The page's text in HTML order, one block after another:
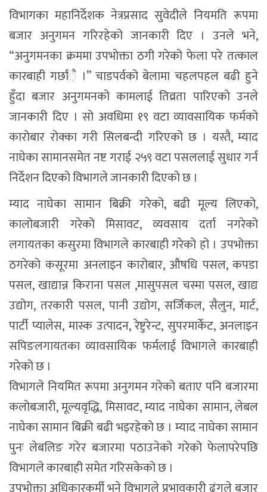
विभागका महानिर्देशक नेत्रप्रसाद सुवेदीले नियमति रूपमा
बजार अनुगमन गरिरहेको जानकारी दिए । उनले भने,
“अनुगमनका क्रममा उपभोक्ता ठगी गरेको फेला परे तत्काल
कारबाही गर्छांै ।” चाडपर्वको बेलामा चहलपहल बढी हुने
हुँदा बजार अनुगमनको कामलाई तिव्रता पारिएको उनले
जानकारी दिए । सो अवधिमा १९ वटा व्यावसायिक फर्मको
कारोबार रोक्का गरी सिलबन्दी गरिएको छ । यस्तै, म्याद
नाघेका सामानसमेत नष्ट गराई २५९ वटा पसललाई सुधार गर्न
निर्देशन दिएको विभागले जानकारी दिएको छ ।
म्याद नाघेका सामान बिक्री गरेको, बढी मूल्य लिएको,
कालोबजारी गरेको मिसावट, व्यवसाय दर्ता नगरेको
लगायतका कसुरमा विभागले कारबाही गरेको हो । उपभोक्ता
ठगरेको कसूरमा अनलाइन कारोबार, औषधि पसल, कपडा
पसल, खाद्यान्न किराना पसल ,मासुपसल चस्मा पसल, खाद्य
उद्योग, तरकारी पसल, पानी उद्योग, सर्जिकल, सैलुन, मार्ट,
पार्टी प्यालेस, मास्क उत्पादन, रेष्टुरेन्ट, सुपरमार्केट, अनलाइन
सपिङलगायतका व्यावसायिक फर्मलाई विभागले कारबाही
गरेको छ ।
विभागले नियमित रूपमा अनुगमन गरेको बताए पनि बजारमा
कलोबजारी, मूल्यवृद्धि, मिसावट, म्याद नाघेका सामान, लेबल
नाघेका सामान बिक्री बढी भइरहेको छ । म्याद नाघेका सामान
पुनः लेबलिङ गरेर बजारमा पठाउनेको गरेको फेलापरेपछि
विभागले कारबाही समेत गरिसकेको छ ।